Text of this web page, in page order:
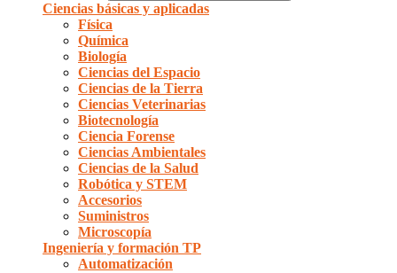
Ciencias básicas y aplicadas
Física
Química
Biología
Ciencias del Espacio
Ciencias de la Tierra
Ciencias Veterinarias
Biotecnología
Ciencia Forense
Ciencias Ambientales
Ciencias de la Salud
Robótica y STEM
Accesorios
Suministros
Microscopía
Ingeniería y formación TP
Automatización